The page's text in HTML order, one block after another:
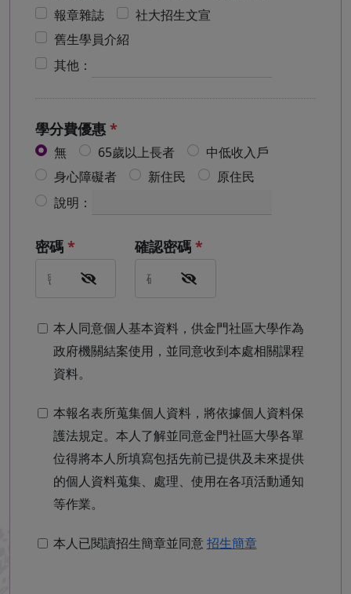
報章雜誌
社大招生文宣
舊生學員介紹
其他：
學分費優惠 *
無 65歲以上長者
中低收入戶
身心障礙者
新住民
原住民
說明：
密碼 * 確認密碼*
本人同意個人基本資料，供金門社區大學作為
政府機關結案使用，並同意收到本處相關課程
資料。
本報名表所蒐集個人資料，將依據個人資料保
護法規定。本人了解並同意金門社區大學各單
位得將本人所填寫包括先前已提供及未來提供
的個人資料蒐集、處理、使用在各項活動通知
等作業。
本人已閱讀招生簡章並同意招生簡章